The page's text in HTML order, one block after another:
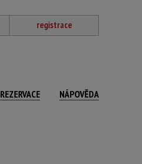
registrace
REZERVACE NÁPOVĚDA